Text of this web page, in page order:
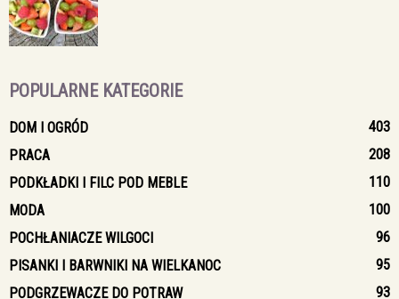
POPULARNE KATEGORIE
DOM I OGRÓD
403
PRACA
208
PODKŁADKI I FILC POD MEBLE
110
MODA
100
POCHŁANIACZE WILGOCI
96
PISANKI I BARWNIKI NA WIELKANOC
95
PODGRZEWACZE DO POTRAW
93